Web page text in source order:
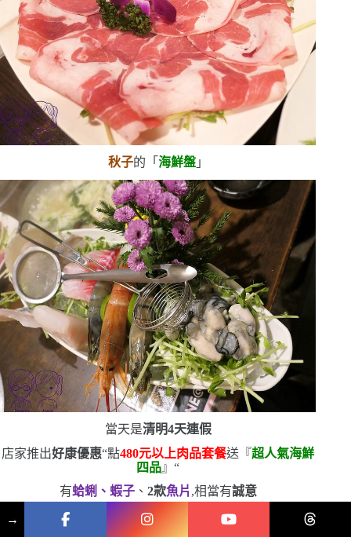
秋子的「 海鮮盤」
當天是清明4天連假
店家推出好康優惠“點480元以上肉品套餐送『超人氣海鮮
四品』“
有蛤蜊、蝦子、 2款魚片 ,相當有誠意
→